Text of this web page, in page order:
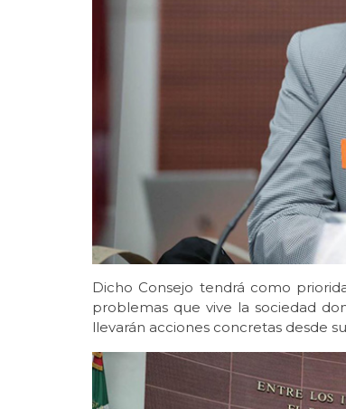
Dicho Consejo tendrá como
problemas que vive la sociedad
llevarán acciones concretas desde